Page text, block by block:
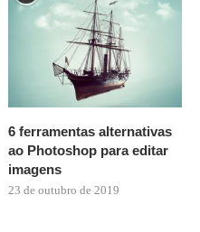
6 ferramentas alternativas
ao Photoshop para editar
imagens
23 de outubro de 2019